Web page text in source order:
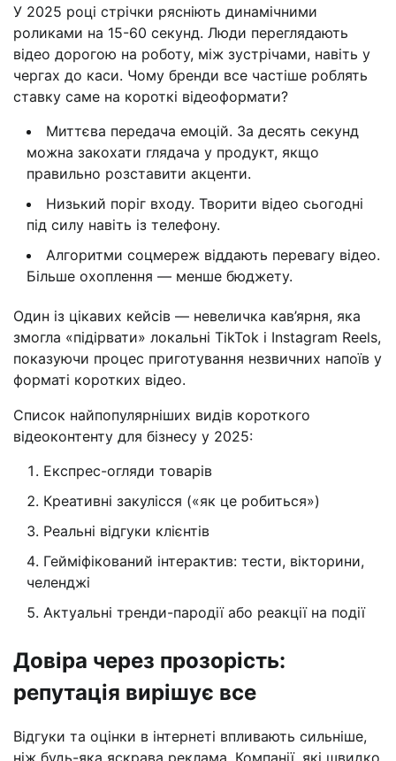
У 2025 році стрічки рясніють динамічними
роликами на 15-60 секунд. Люди переглядають
відео дорогою на роботу, між зустрічами, навіть у
чергах до каси. Чому бренди все частіше роблять
ставку саме на короткі відеоформати?
Миттєва передача емоцій. За десять секунд
можна закохати глядача у продукт, якщо
правильно розставити акценти.
Низький поріг входу. Творити відео сьогодні
під силу навіть із телефону.
Алгоритми соцмереж віддають перевагу відео.
Більше охоплення — менше бюджету.
Один із цікавих кейсів — невеличка кав’ярня, яка
змогла «підірвати» локальні TikTok і Instagram Reels,
показуючи процес приготування незвичних напоїв у
форматі коротких відео.
Список найпопулярніших видів короткого
відеоконтенту для бізнесу у 2025:
Експрес-огляди товарів
Креативні закулісся («як це робиться»)
Реальні відгуки клієнтів
Гейміфікований інтерактив: тести, вікторини,
челенджі
Актуальні тренди-пародії або реакції на події
Довіра через прозорість:
репутація вирішує все
Відгуки та оцінки в інтернеті впливають сильніше,